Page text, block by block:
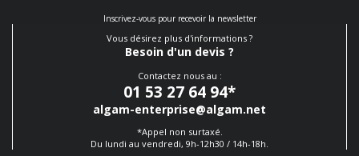
Inscrivez-vous pour recevoir la newsletter
Vous désirez plus d'informations ?
Besoin d'un devis ?
Contactez nous au :
01 53 27 64 94*
algam-enterprise@algam.net
*Appel non surtaxé.
Du lundi au vendredi, 9h-12h30 / 14h-18h.